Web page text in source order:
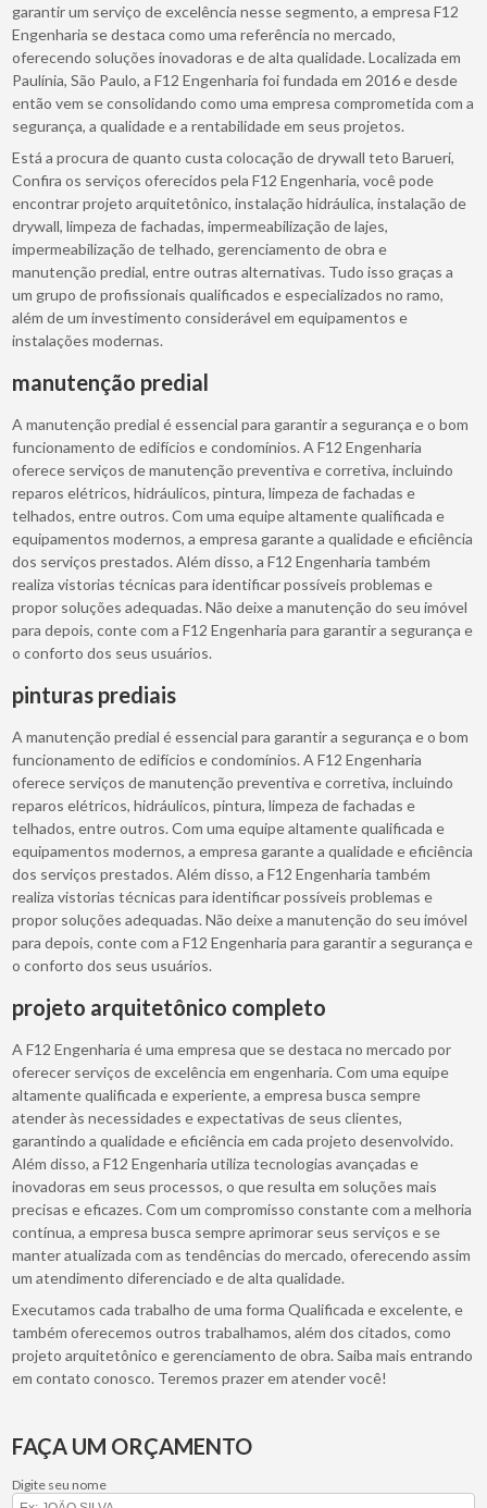
garantir um serviço de excelência nesse segmento, a empresa F12
Engenharia se destaca como uma referência no mercado,
oferecendo soluções inovadoras e de alta qualidade. Localizada em
Paulínia, São Paulo, a F12 Engenharia foi fundada em 2016 e desde
então vem se consolidando como uma empresa comprometida com a
segurança, a qualidade e a rentabilidade em seus projetos.
Está a procura de quanto custa colocação de drywall teto Barueri,
Confira os serviços oferecidos pela F12 Engenharia, você pode
encontrar projeto arquitetônico, instalação hidráulica, instalação de
drywall, limpeza de fachadas, impermeabilização de lajes,
impermeabilização de telhado, gerenciamento de obra e
manutenção predial, entre outras alternativas. Tudo isso graças a
um grupo de profissionais qualificados e especializados no ramo,
além de um investimento considerável em equipamentos e
instalações modernas.
manutenção predial
A manutenção predial é essencial para garantir a segurança e o bom
funcionamento de edifícios e condomínios. A F12 Engenharia
oferece serviços de manutenção preventiva e corretiva, incluindo
reparos elétricos, hidráulicos, pintura, limpeza de fachadas e
telhados, entre outros. Com uma equipe altamente qualificada e
equipamentos modernos, a empresa garante a qualidade e eficiência
dos serviços prestados. Além disso, a F12 Engenharia também
realiza vistorias técnicas para identificar possíveis problemas e
propor soluções adequadas. Não deixe a manutenção do seu imóvel
para depois, conte com a F12 Engenharia para garantir a segurança e
o conforto dos seus usuários.
pinturas prediais
A manutenção predial é essencial para garantir a segurança e o bom
funcionamento de edifícios e condomínios. A F12 Engenharia
oferece serviços de manutenção preventiva e corretiva, incluindo
reparos elétricos, hidráulicos, pintura, limpeza de fachadas e
telhados, entre outros. Com uma equipe altamente qualificada e
equipamentos modernos, a empresa garante a qualidade e eficiência
dos serviços prestados. Além disso, a F12 Engenharia também
realiza vistorias técnicas para identificar possíveis problemas e
propor soluções adequadas. Não deixe a manutenção do seu imóvel
para depois, conte com a F12 Engenharia para garantir a segurança e
o conforto dos seus usuários.
projeto arquitetônico completo
A F12 Engenharia é uma empresa que se destaca no mercado por
oferecer serviços de excelência em engenharia. Com uma equipe
altamente qualificada e experiente, a empresa busca sempre
atender às necessidades e expectativas de seus clientes,
garantindo a qualidade e eficiência em cada projeto desenvolvido.
Além disso, a F12 Engenharia utiliza tecnologias avançadas e
inovadoras em seus processos, o que resulta em soluções mais
precisas e eficazes. Com um compromisso constante com a melhoria
contínua, a empresa busca sempre aprimorar seus serviços e se
manter atualizada com as tendências do mercado, oferecendo assim
um atendimento diferenciado e de alta qualidade.
Executamos cada trabalho de uma forma Qualificada e excelente, e
também oferecemos outros trabalhamos, além dos citados, como
projeto arquitetônico e gerenciamento de obra. Saiba mais entrando
em contato conosco. Teremos prazer em atender você!
FAÇA UM ORÇAMENTO
Digite seu nome